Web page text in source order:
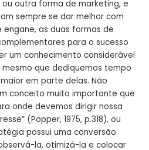
outra forma de marketing, e
sempre se dar melhor com
engane, as duas formas de
para o sucesso
um conhecimento considerável
que dediquemos tempo
em parte delas. Não
conceito muito importante que
onde devemos dirigir nossa
(Popper, 1975, p.318), ou
possui uma conversão
la, otimizá-la e colocar